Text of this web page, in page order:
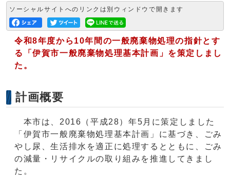
ソーシャルサイトへのリンクは別ウィンドウで開きます
令和8年度から10年間の一般廃棄物処理の指針とす
る「伊賀市一般廃棄物処理基本計画」を策定しまし
た。
計画概要
本市は、2016（平成28）年5月に策定しました
「伊賀市一般廃棄物処理基本計画」に基づき、ごみ
やし尿、生活排水を適正に処理するとともに、ごみ
の減量・リサイクルの取り組みを推進してきまし
た。